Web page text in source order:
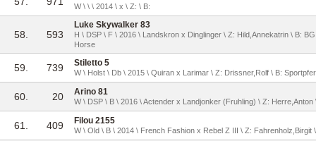
W \ \ \ 2014 \ x \ Z: \ B:
58. 593
Luke Skywalker 83
H \ DSP \ F \ 2016 \ Landskron x Dinglinger \ Z: Hild,Annekatrin \ B:
Horse
59. 739 Stiletto 5
W \ Holst \ Db \ 2015 \ Quiran x Larimar \ Z: Drissner,Rolf \ B:
60. 20 Arino 81
W \ DSP \ B \ 2016 \ Actender x Landjonker (Fruhling) \ Z: Herre,Anton
61. 409 Filou 2155
W \ Old \ B \ 2014 \ French Fashion x Rebel Z III \ Z: Fahrenholz,Birgit